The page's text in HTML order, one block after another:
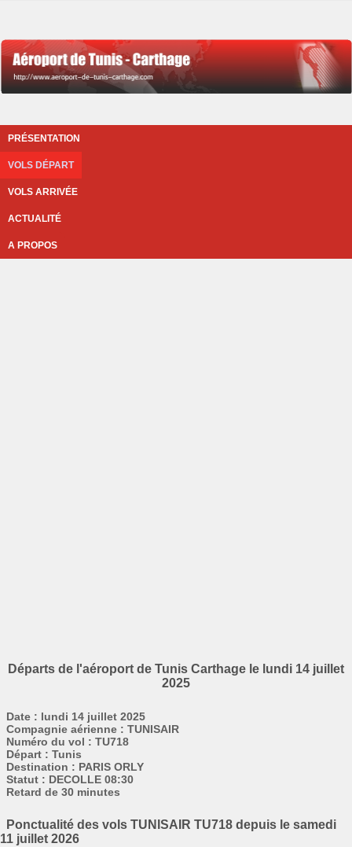
PRÉSENTATION
VOLS DÉPART
VOLS ARRIVÉE
ACTUALITÉ
A PROPOS
Départs de l'aéroport de Tunis Carthage le lundi 14 juillet
2025
Date : lundi 14 juillet 2025
Compagnie aérienne : TUNISAIR
Numéro du vol : TU718
Départ : Tunis
Destination : PARIS ORLY
Statut : DECOLLE 08:30
Retard de 30 minutes
Ponctualité des vols TUNISAIR TU718 depuis le samedi
11 juillet 2026